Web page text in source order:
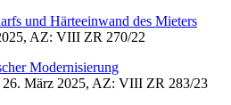
und Härteeinwand des Mieters
AZ: VIII ZR 270/22
Modernisierung
März 2025, AZ: VIII ZR 283/23